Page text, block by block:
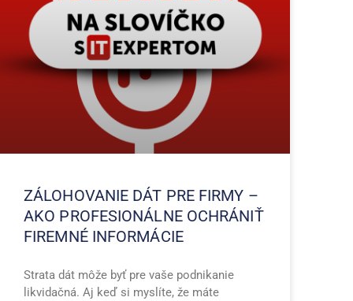
ZÁLOHOVANIE DÁT PRE FIRMY –
AKO PROFESIONÁLNE OCHRÁNIŤ
FIREMNÉ INFORMÁCIE
Strata dát môže byť pre vaše podnikanie
likvidačná. Aj keď si myslíte, že máte